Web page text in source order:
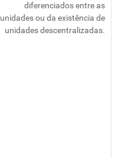
diferenciados entre as
unidades ou da existência de
unidades descentralizadas.